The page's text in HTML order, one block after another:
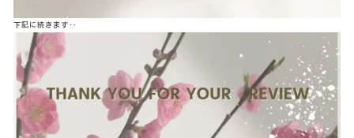
下記に続きます‥